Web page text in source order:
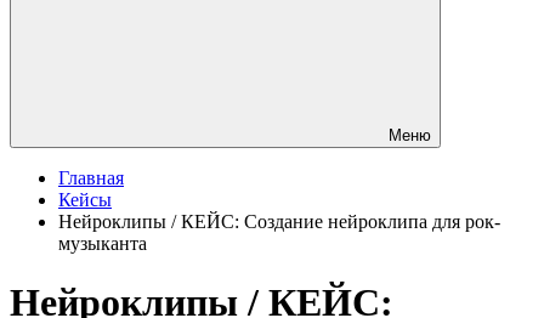
Меню
Главная
Кейсы
Нейроклипы / КЕЙС: Создание нейроклипа для рок-
музыканта
Нейроклипы / КЕЙС: